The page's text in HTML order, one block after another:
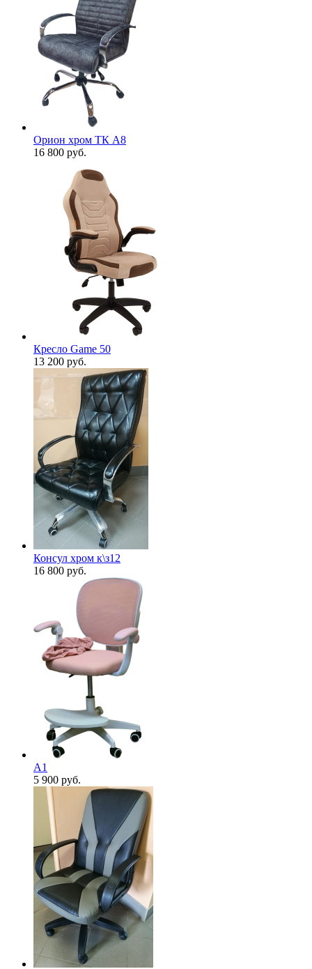
Орион хром ТК А8
16 800 руб.
Кресло Game 50
13 200 руб.
Консул хром к\з12
16 800 руб.
А1
5 900 руб.